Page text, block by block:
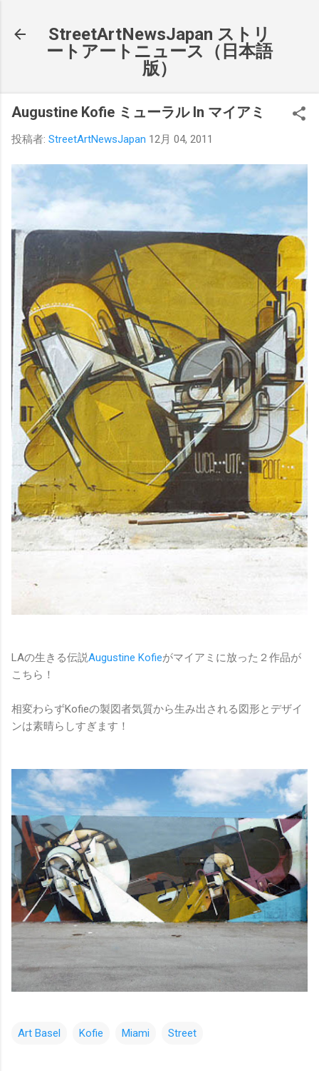
StreetArtNewsJapan ストリ
ートアートニュース（日本語
版）
Augustine Kofie ミューラル In マイアミ
投稿者: StreetArtNewsJapan 12月 04, 2011
LAの生きる伝説Augustine Kofieがマイアミに放った２作品が
こちら！
相変わらずKofieの製図者気質から生み出される図形とデザイ
ンは素晴らしすぎます！
Art Basel Kofie Miami Street